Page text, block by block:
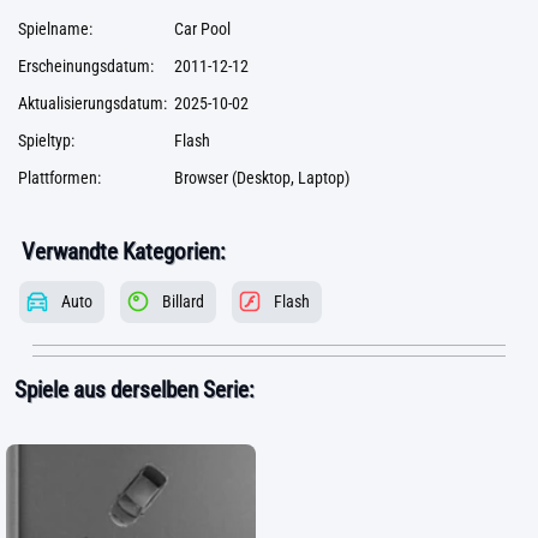
Spielname:
Car Pool
Erscheinungsdatum:
2011-12-12
Aktualisierungsdatum: 2025-10-02
Spieltyp:
Flash
Plattformen:
Browser (Desktop, Laptop)
Verwandte Kategorien:
Auto Billard Flash
Spiele aus derselben Serie: